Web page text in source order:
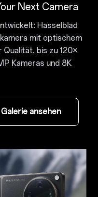
Next Camera
Hasselblad
mit optischem
bis zu 120×
Kameras und 8K
Galerie ansehen